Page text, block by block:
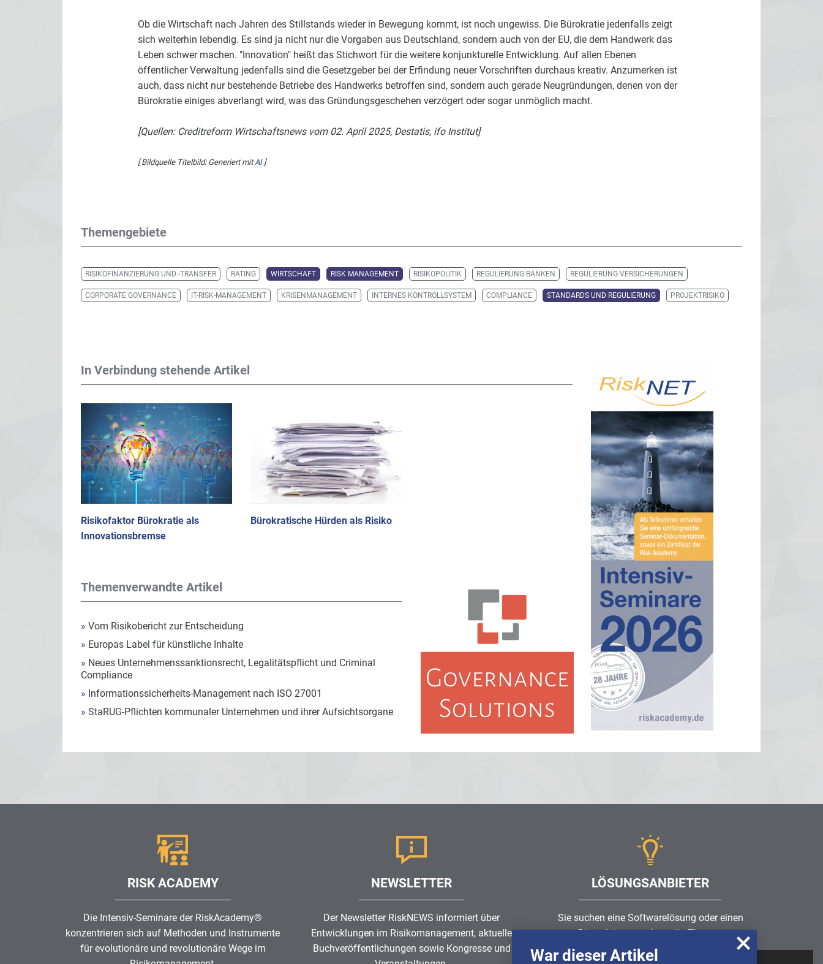
Ob die Wirtschaft nach Jahren des Stillstands wieder in Bewegung kommt, ist noch ungewiss. Die Bürokratie jedenfalls zeigt
sich weiterhin lebendig. Es sind ja nicht nur die Vorgaben aus Deutschland, sondern auch von der EU, die dem Handwerk das
Leben schwer machen. "Innovation" heißt das Stichwort für die weitere konjunkturelle Entwicklung. Auf allen Ebenen
öffentlicher Verwaltung jedenfalls sind die Gesetzgeber bei der Erfindung neuer Vorschriften durchaus kreativ. Anzumerken ist
auch, dass nicht nur bestehende Betriebe des Handwerks betroffen sind, sondern auch gerade Neugründungen, denen von der
Bürokratie einiges abverlangt wird, was das Gründungsgeschehen verzögert oder sogar unmöglich macht.
[Quellen: Creditreform Wirtschaftsnews vom 02. April 2025, Destatis, ifo Institut]
[ Bildquelle Titelbild: Generiert mitAI]
Themengebiete
RISIKOFINANZIERUNG UND -TRANSFER RATING WIRTSCHAFT RISK MANAGEMENT RISIKOPOLITIK REGULIERUNG BANKEN REGULIERUNG VERSICHERUNGEN
CORPORATE GOVERNANCE IT-RISK-MANAGEMENT KRISENMANAGEMENT INTERNES KONTROLLSYSTEM COMPLIANCE STANDARDS UND REGULIERUNG PROJEKTRISIKO
In Verbindung stehende Artikel
Risikofaktor Bürokratie als
Innovationsbremse
Bürokratische Hürden als Risiko
Themenverwandte Artikel
» Vom Risikobericht zur Entscheidung
» Europas Label für künstliche Inhalte
» Neues Unternehmenssanktionsrecht, Legalitätspflicht und Criminal
Compliance
» Informationssicherheits-Management nach ISO 27001
» StaRUG-Pflichten kommunaler Unternehmen und ihrer Aufsichtsorgane
RISK ACADEMY
Die Intensiv-Seminare der RiskAcademy®
konzentrieren sich auf Methoden und Instrumente
für evolutionäre und revolutionäre Wege im
NEWSLETTER
Der Newsletter RiskNEWS informiert über
Entwicklungen im Risikomanagement, aktuelle
Buchveröffentlichungen sowie Kongresse und
LÖSUNGSANBIETER
Sie suchen eine Softwarelösung oder einen
Dienstleister rund um die Themen
Risikomanagement
GRC , IKS oder ISMS?
War dieser Artikel